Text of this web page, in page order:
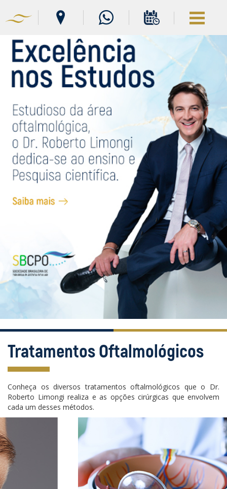
Tratamentos Oftalmológicos
Conheça os diversos tratamentos oftalmológicos que o Dr.
Roberto Limongi realiza e as opções cirúrgicas que envolvem
cada um desses métodos.